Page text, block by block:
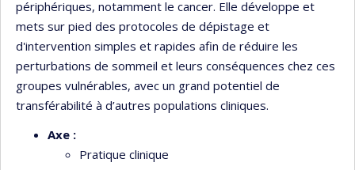
périphériques, notamment le cancer. Elle développe et
mets sur pied des protocoles de dépistage et
d'intervention simples et rapides afin de réduire les
perturbations de sommeil et leurs conséquences chez ces
groupes vulnérables, avec un grand potentiel de
transférabilité à d’autres populations cliniques.
Axe :
Pratique clinique